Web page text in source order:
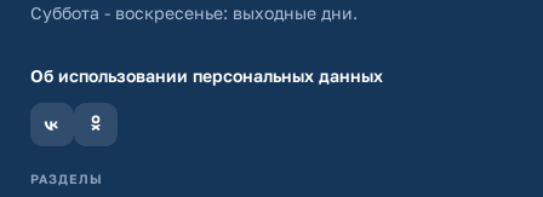
Суббота - воскресенье: выходные дни.
Об использовании персональных данных
РАЗДЕЛЫ